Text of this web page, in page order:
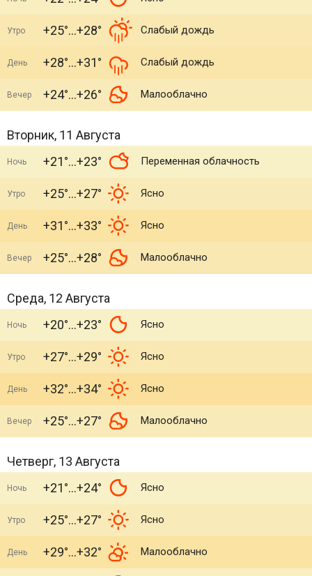
Утро +25° +28° Слабый дождь
День +28° +31° Слабый дождь
Вечер +24° +26° Малооблачно
Вторник, 11 Августа
Ночь +21° +23° Переменная облачность
Утро +25° +27° Ясно
День +31° +33° Ясно
Вечер +25° +28° Малооблачно
Среда, 12 Августа
Ночь +20° +23° Ясно
Утро +27° +29° Ясно
День +32° +34° Ясно
Вечер +25° +27° Малооблачно
Четверг, 13 Августа
Ночь +21° +24° Ясно
Утро +25° +27° Ясно
День +29° +32° Малооблачно